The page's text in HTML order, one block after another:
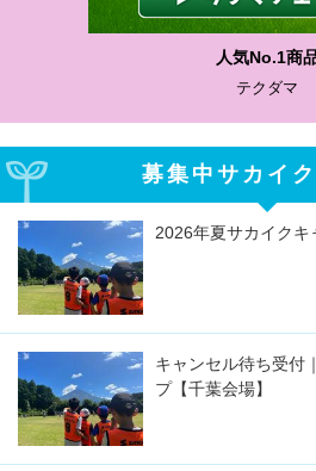
人気No.1商
テクダマ
募集中サカイ
2026年夏サカイクキ
キャンセル待ち受付
プ【千葉会場】